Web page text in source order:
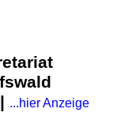
...hier Anzeige